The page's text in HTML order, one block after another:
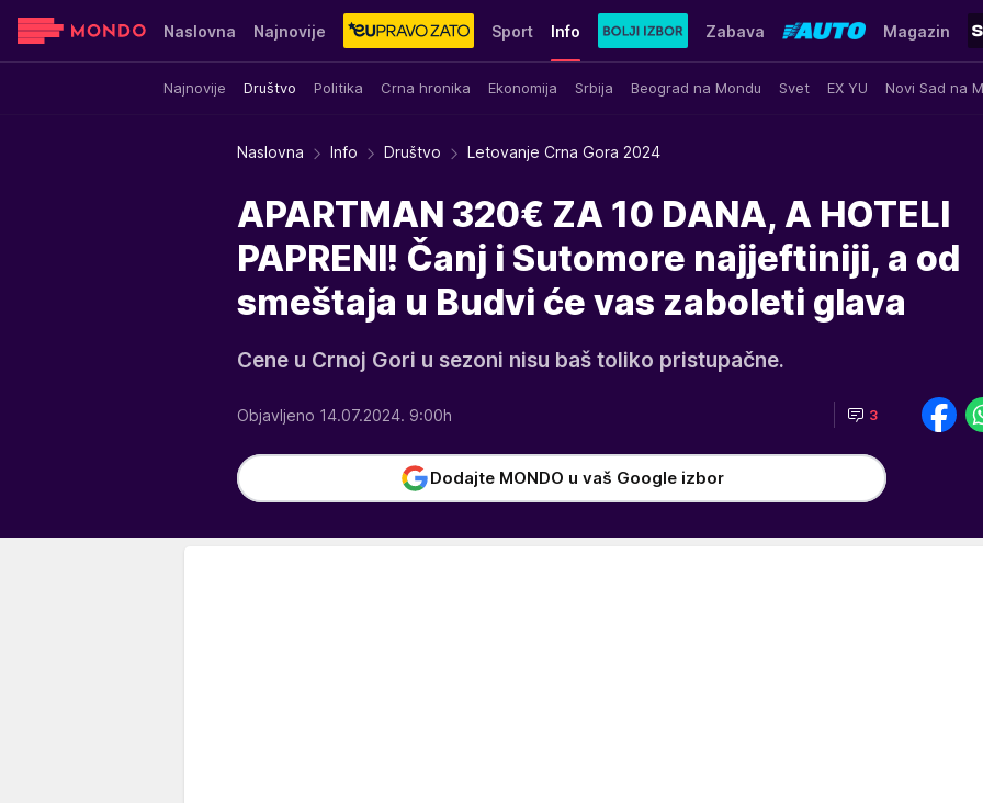
Naslovna Najnovije Sport Info
Najnovije Društvo Politika Crna hronika Ekonomija Srbija Beograd na Mondu Svet EX YU Novi Sad na
Zabava Magazin
Sensa Stvar ukusa Yumama
Naslovna Info Društvo Letovanje Crna Gora 2024
APARTMAN 320€ ZA 10 DANA, A HOTELI
PAPRENI! Čanj i Sutomore najjeftiniji, a od
smeštaja u Budvi će vas zaboleti glava
Cene u Crnoj Gori u sezoni nisu baš toliko pristupačne.
Objavljeno 14.07.2024. 9:00h 3
Dodajte MONDO u vaš Google izbor